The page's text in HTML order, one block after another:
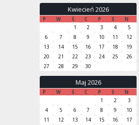
Kwiecień 2026
P W Ś C P S
N
1
2 3 4
5
6
7 8 9 10 11
12
13
14 15 16 17 18
19
20
21 22 23 24 25
26
27
28 29 30
Maj 2026
P W Ś C P S
N
1
2
3
4
5 6 7 8 9
10
11
12 13 14 15 16
17